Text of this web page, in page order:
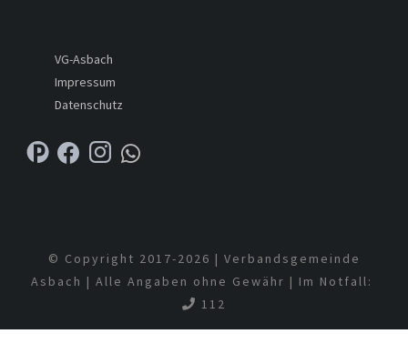
VG-Asbach
Impressum
Datenschutz
© Copyright 2017-2026 | Verbandsgemeinde
Asbach | Alle Angaben ohne Gewähr | Im Notfall:
112